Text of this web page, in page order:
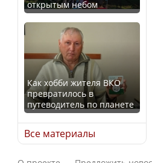
Ең төменгі жалақы,
алимент, экология: жеті
партия сайлаушылармен
нені талқылап жатыр?
Минимальная зарплата,
алименты, экология — о
чем говорят с
избирателями
представители партий
открытым небом
Как хобби жителя ВКО
превратилось в
путеводитель по планете
Все материалы